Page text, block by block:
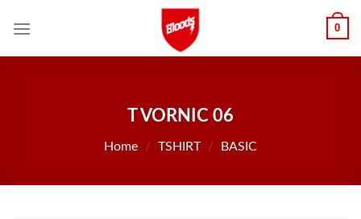
0
T VORNIC 06
Home / TSHIRT / BASIC